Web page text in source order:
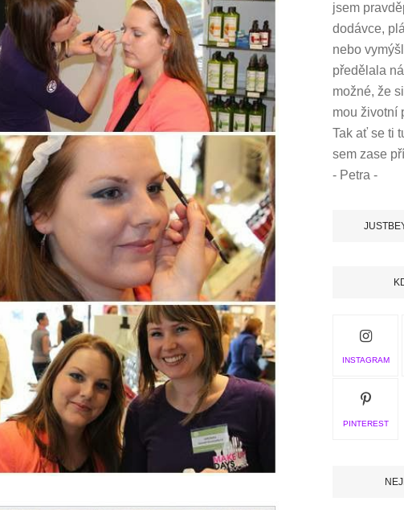
jsem
dodávce,
nebo
předělala
možné, že
mou životní
Tak ať se ti
sem zase
- Petra -
INSTAGRAM
PINTEREST